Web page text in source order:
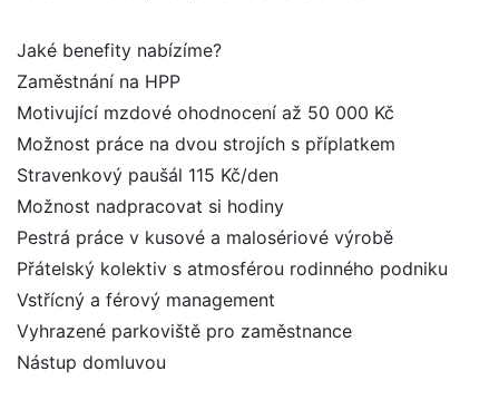
Jaké benefity nabízíme?
Zaměstnání na HPP
Motivující mzdové ohodnocení až 50 000 Kč
Možnost práce na dvou strojích s příplatkem
Stravenkový paušál 115 Kč/den
Možnost nadpracovat si hodiny
Pestrá práce v kusové a malosériové výrobě
Přátelský kolektiv s atmosférou rodinného podniku
Vstřícný a férový management
Vyhrazené parkoviště pro zaměstnance
Nástup domluvou